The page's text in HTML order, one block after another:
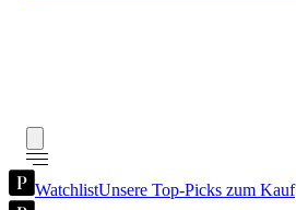
WatchlistUnsere Top-Picks zum Kauf